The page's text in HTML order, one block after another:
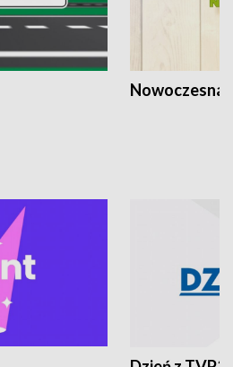
Nowoczesna